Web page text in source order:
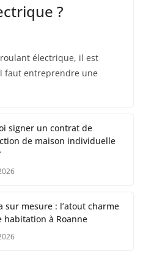
?
électrique, il est
faut entreprendre une
signer un contrat de
de maison individuelle
sur mesure : l’atout charme
habitation à Roanne